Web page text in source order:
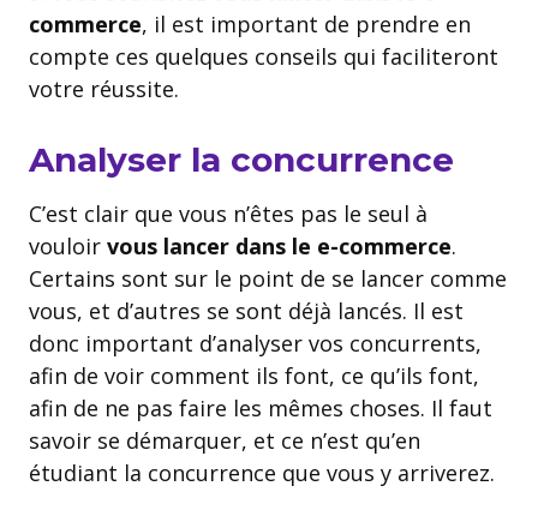
commerce, il est important de prendre en
compte ces quelques conseils qui faciliteront
votre réussite.
Analyser la concurrence
C’est clair que vous n’êtes pas le seul à
vouloir vous lancer dans le e-commerce.
Certains sont sur le point de se lancer comme
vous, et d’autres se sont déjà lancés. Il est
donc important d’analyser vos concurrents,
afin de voir comment ils font, ce qu’ils font,
afin de ne pas faire les mêmes choses. Il faut
savoir se démarquer, et ce n’est qu’en
étudiant la concurrence que vous y arriverez.